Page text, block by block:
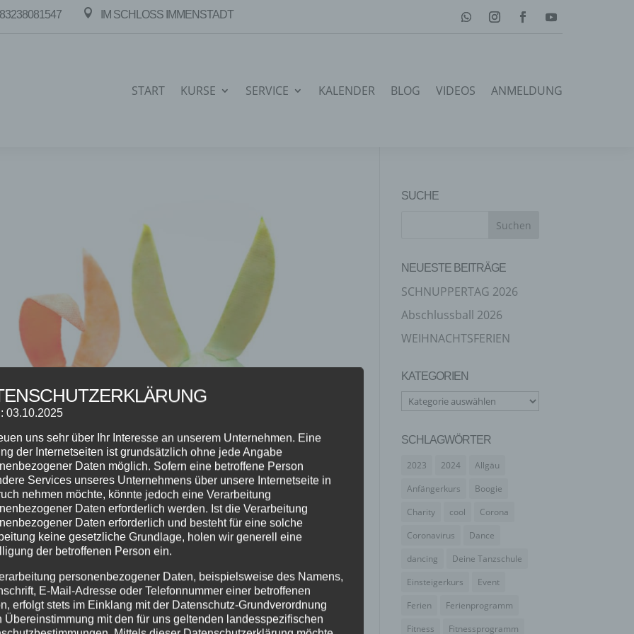
 IM SCHLOSS IMMENSTADT
START KURSE SERVICE KALENDER BLOG VIDEOS ANMELDUNG
,Info,Kinderkurse ,Tanzkurse
SUCHE
NEUESTE BEITRÄGE
SCHNUPPERTAG 2026
Abschlussball 2026
WEIHNACHTSFERIEN
KATEGORIEN
Kategorien
SCHLAGWÖRTER
2023 2024
Allgäu
Anfängerkurs
Boogie
Charity
cool
Corona
Coronavirus
Dance
dancing
Deine Tanzschule
Einsteigerkurs
Event
Ferien
Ferienprogramm
Fitness
Fitnessprogramm
03.10.2025
uns sehr über Ihr Interesse an unserem Unternehmen. Eine
der Internetseiten ist grundsätzlich ohne jede Angabe
Daten möglich. Sofern eine betroffene Person
Services unseres Unternehmens über unsere Internetseite in
nehmen möchte, könnte jedoch eine Verarbeitung
Daten erforderlich werden. Ist die Verarbeitung
Daten erforderlich und besteht für eine solche
keine gesetzliche Grundlage, holen wir generell eine
der betroffenen Person ein.
personenbezogener Daten, beispielsweise des Namens,
E-Mail-Adresse oder Telefonnummer einer betroffenen
erfolgt stets im Einklang mit der Datenschutz-Grundverordnung
Übereinstimmung mit den für uns geltenden landesspezifischen